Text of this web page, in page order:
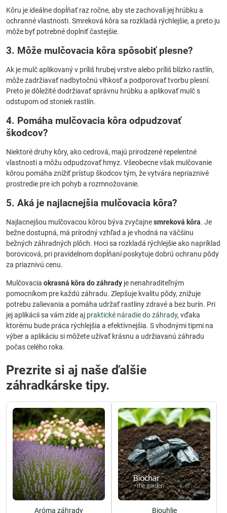
Kôru je ideálne dopĺňať raz ročne, aby ste zachovali jej hrúbku a
ochranné vlastnosti. Smreková kôra sa rozkladá rýchlejšie, a preto ju
môže byť potrebné doplniť častejšie.
3. Môže mulčovacia kôra spôsobiť plesne?
Ak je mulč aplikovaný v príliš hrubej vrstve alebo príliš blízko rastlín,
môže zadržiavať nadbytočnú vlhkosť a podporovať tvorbu plesní.
Preto je dôležité dodržiavať správnu hrúbku a aplikovať mulč s
odstupom od stoniek rastlín.
4. Pomáha mulčovacia kôra odpudzovať
škodcov?
Niektoré druhy kôry, ako cedrová, majú prirodzené repelentné
vlastnosti a môžu odpudzovať hmyz. Všeobecne však mulčovanie
kôrou pomáha znížiť prístup škodcov tým, že vytvára nepriaznivé
prostredie pre ich pohyb a rozmnožovanie.
5. Aká je najlacnejšia mulčovacia kôra?
Najlacnejšou mulčovacou kôrou býva zvyčajnesmreková kôra. Je
bežne dostupná, má prírodný vzhľad a je vhodná na väčšinu
bežných záhradných plôch. Hoci sa rozkladá rýchlejšie ako napríklad
borovicová, pri pravidelnom dopĺňaní poskytuje dobrú ochranu pôdy
za priaznivú cenu.
Mulčovacia okrasná kôra do záhrady je nenahraditeľným
pomocníkom pre každú záhradu. Zlepšuje kvalitu pôdy, znižuje
potrebu zalievania a pomáha udržať rastliny zdravé a bez burín. Pri
jej aplikácii sa vám zíde aj praktické náradie do záhrady, vďaka
ktorému bude práca rýchlejšia a efektívnejšia. S vhodnými tipmi na
výber a aplikáciu si môžete užívať krásnu a udržiavanú záhradu
počas celého roka.
Prezrite si aj naše ďalšie
záhradkárske tipy.
Aróma záhrady Biouhlie